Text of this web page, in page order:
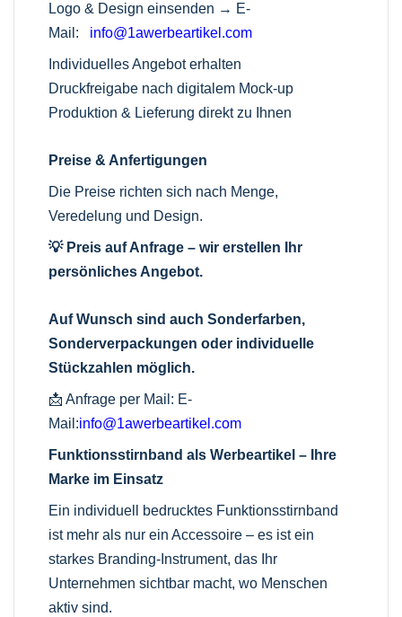
Logo & Design einsenden → E-
Mail:
info@1awerbeartikel.com
Individuelles Angebot erhalten
Druckfreigabe nach digitalem Mock-up
Produktion & Lieferung direkt zu Ihnen
Preise & Anfertigungen
Die Preise richten sich nach Menge,
Veredelung und Design.
💡 Preis auf Anfrage – wir erstellen Ihr
persönliches Angebot.
Auf Wunsch sind auch Sonderfarben,
Sonderverpackungen oder individuelle
Stückzahlen möglich.
📩 Anfrage per Mail: E-
Mail:info@1awerbeartikel.com
Funktionsstirnband als Werbeartikel – Ihre
Marke im Einsatz
Ein individuell bedrucktes Funktionsstirnband
ist mehr als nur ein Accessoire – es ist ein
starkes Branding-Instrument, das Ihr
Unternehmen sichtbar macht, wo Menschen
aktiv sind.